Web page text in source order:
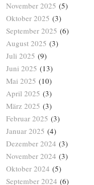
November 2025 (5)
Oktober 2025 (3)
September 2025 (6)
August 2025 (3)
Juli 2025 (9)
Juni 2025 (13)
Mai 2025 (10)
April 2025 (3)
März 2025 (3)
Februar 2025 (3)
Januar 2025 (4)
Dezember 2024 (3)
November 2024 (3)
Oktober 2024 (5)
September 2024 (6)